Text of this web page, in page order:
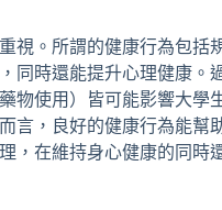
視。所謂的健康行為包括
同時還能提升心理健康。
物使用）皆可能影響大學
言，良好的健康行為能幫
，在維持身心健康的同時